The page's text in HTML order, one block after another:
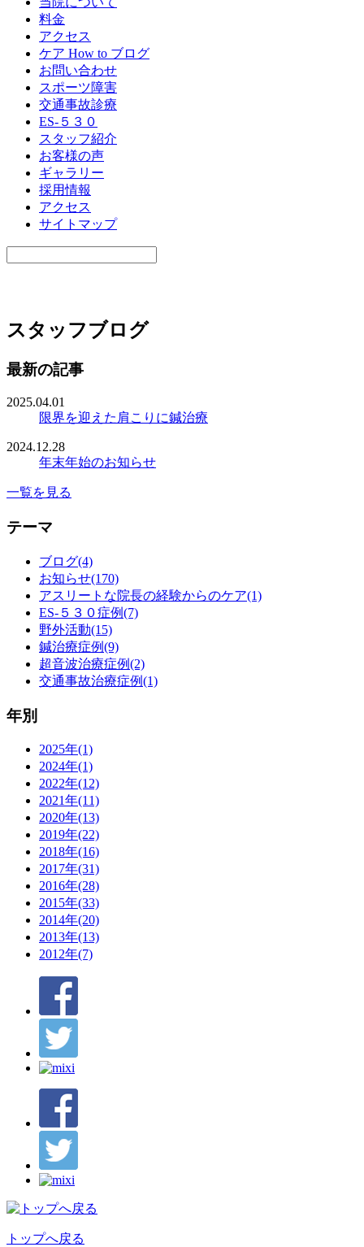
料金
アクセス
ケア How to ブログ
お問い合わせ
スポーツ障害
交通事故診療
ES-５３０
スタッフ紹介
お客様の声
ギャラリー
採用情報
アクセス
サイトマップ
スタッフブログ
最新の記事
2025.04.01
限界を迎えた肩こりに鍼治療
2024.12.28
年末年始のお知らせ
一覧を見る
テーマ
ブログ(4)
お知らせ(170)
アスリートな院長の経験からのケア(1)
ES-５３０症例(7)
野外活動(15)
鍼治療症例(9)
超音波治療症例(2)
交通事故治療症例(1)
年別
2025年(1)
2024年(1)
2022年(12)
2021年(11)
2020年(13)
2019年(22)
2018年(16)
2017年(31)
2016年(28)
2015年(33)
2014年(20)
2013年(13)
2012年(7)
トップへ戻る